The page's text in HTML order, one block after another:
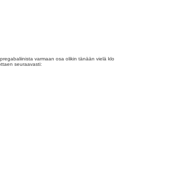
varmaan osa olikin tänään vielä klo
seuraavasti: